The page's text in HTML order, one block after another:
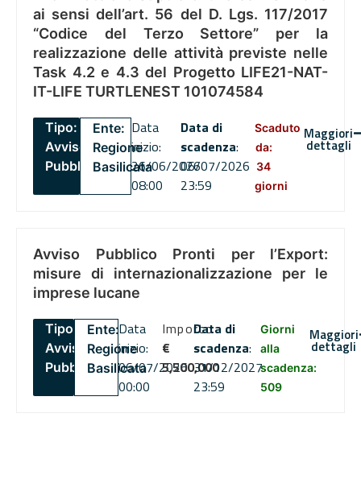
ai sensi dell’art. 56 del D. Lgs. 117/2017
“Codice del Terzo Settore” per la
realizzazione delle attività previste nelle
Task 4.2 e 4.3 del Progetto LIFE21-NAT-
IT-LIFE TURTLENEST 101074584
Tipo:
Avviso
Pubblico
Ente:
Regione
Basilicata
Data
inizio:
26/06/2026
08:00
Data di
scadenza:
06/07/2026
23:59
Scaduto
da:
34
giorni
Maggiori
dettagli
Avviso Pubblico Pronti per l’Export:
misure di internazionalizzazione per le
imprese lucane
Tipo:
Avviso
Pubblico
Ente:
Regione
Basilicata
Data
inizio:
06/07/2026
00:00
Importo
€
5,500,000
Data di
scadenza:
31/12/2027
23:59
Giorni
alla
scadenza:
509
Maggiori
dettagli